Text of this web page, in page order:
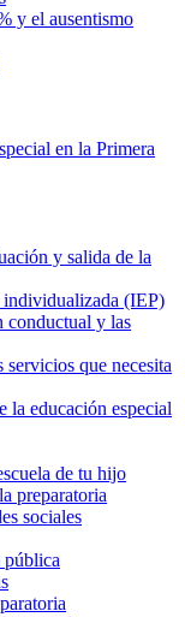
y el ausentismo
en la Primera
y salida de la
individualizada (IEP)
conductual y las
que necesita
la educación especial
de tu hijo
preparatoria
sociales
pública